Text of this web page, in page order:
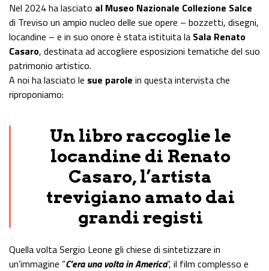
Nel 2024 ha lasciato al Museo Nazionale Collezione Salce
di Treviso un ampio nucleo delle sue opere – bozzetti, disegni,
locandine – e in suo onore è stata istituita la Sala Renato
Casaro, destinata ad accogliere esposizioni tematiche del suo
patrimonio artistico.
A noi ha lasciato le sue parole in questa intervista che
riproponiamo:
Un libro raccoglie le
locandine di Renato
Casaro, l’artista
trevigiano amato dai
grandi registi
Quella volta Sergio Leone gli chiese di sintetizzare in
un’immagine “C’era una volta in America”, il film complesso e